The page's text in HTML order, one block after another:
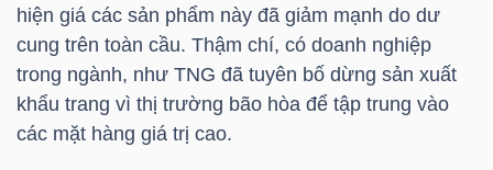
hiện giá các sản phẩm này đã giảm mạnh do dư
cung trên toàn cầu. Thậm chí, có doanh nghiệp
trong ngành, như TNG đã tuyên bố dừng sản xuất
khẩu trang vì thị trường bão hòa để tập trung vào
các mặt hàng giá trị cao.
ĐẦU